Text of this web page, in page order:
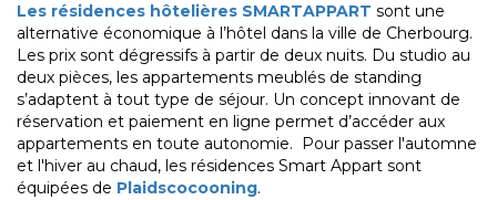
Les résidences hôtelières SMARTAPPART sont une
alternative économique à l’hôtel dans la ville de Cherbourg.
Les prix sont dégressifs à partir de deux nuits. Du studio au
deux pièces, les appartements meublés de standing
s’adaptent à tout type de séjour. Un concept innovant de
réservation et paiement en ligne permet d’accéder aux
appartements en toute autonomie. Pour passer l'automne
et l'hiver au chaud, les résidences Smart Appart sont
équipées de Plaidscocooning.